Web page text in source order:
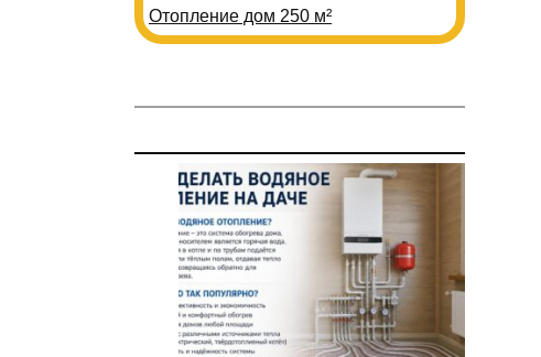
Отопление дом 250 м²